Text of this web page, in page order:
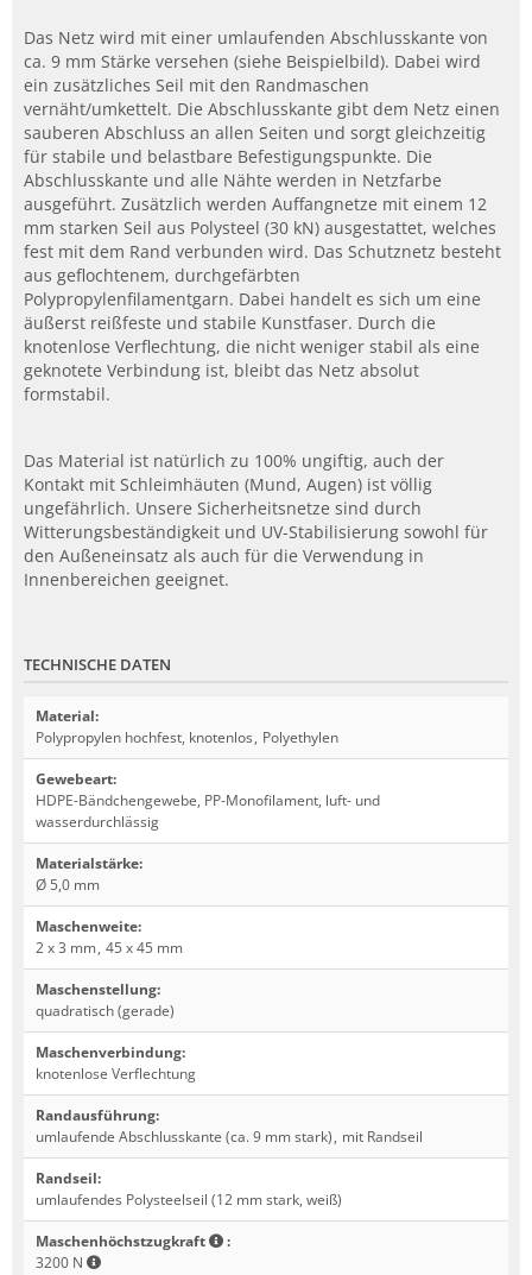
Das Netz wird mit einer umlaufenden Abschlusskante von
ca. 9 mm Stärke versehen (siehe Beispielbild). Dabei wird
ein zusätzliches Seil mit den Randmaschen
vernäht/umkettelt. Die Abschlusskante gibt dem Netz einen
sauberen Abschluss an allen Seiten und sorgt gleichzeitig
für stabile und belastbare Befestigungspunkte. Die
Abschlusskante und alle Nähte werden in Netzfarbe
ausgeführt. Zusätzlich werden Auffangnetze mit einem 12
mm starken Seil aus Polysteel (30 kN) ausgestattet, welches
fest mit dem Rand verbunden wird. Das Schutznetz besteht
aus geflochtenem, durchgefärbten
Polypropylenfilamentgarn. Dabei handelt es sich um eine
äußerst reißfeste und stabile Kunstfaser. Durch die
knotenlose Verflechtung, die nicht weniger stabil als eine
geknotete Verbindung ist, bleibt das Netz absolut
formstabil.
Das Material ist natürlich zu 100% ungiftig, auch der
Kontakt mit Schleimhäuten (Mund, Augen) ist völlig
ungefährlich. Unsere Sicherheitsnetze sind durch
Witterungsbeständigkeit und UV-Stabilisierung sowohl für
den Außeneinsatz als auch für die Verwendung in
Innenbereichen geeignet.
TECHNISCHE DATEN
Material:
Polypropylen hochfest, knotenlos, Polyethylen
Gewebeart:
HDPE-Bändchengewebe, PP-Monofilament, luft- und
wasserdurchlässig
Materialstärke:
Ø 5,0 mm
Maschenweite:
2 x 3 mm, 45 x 45 mm
Maschenstellung:
quadratisch (gerade)
Maschenverbindung:
knotenlose Verflechtung
Randausführung:
umlaufende Abschlusskante (ca. 9 mm stark), mit Randseil
Randseil:
umlaufendes Polysteelseil (12 mm stark, weiß)
Maschenhöchstzugkraft
:
3200 N